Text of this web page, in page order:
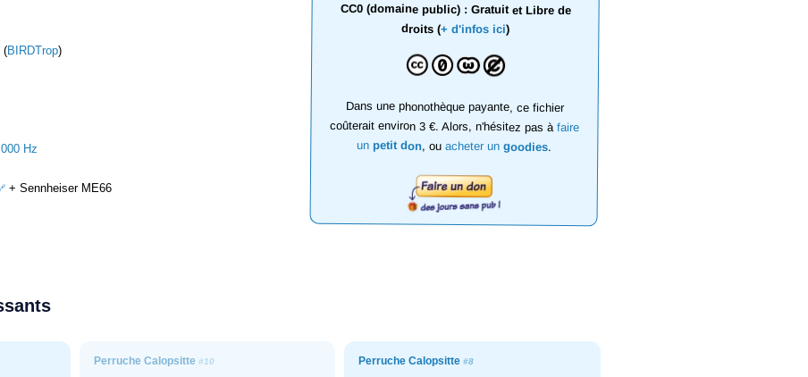
CC0 (domaine public) : Gratuit et Libre de
droits (+ d'infos ici)
Dans une phonothèque payante, ce fichier
coûterait environ 3 €. Alors, n'hésitez pas àfaire
un petit don, ouacheter ungoodies.
(BIRDTrop)
Hz
+ Sennheiser ME66
Perruche Calopsitte #10 Perruche Calopsitte#8